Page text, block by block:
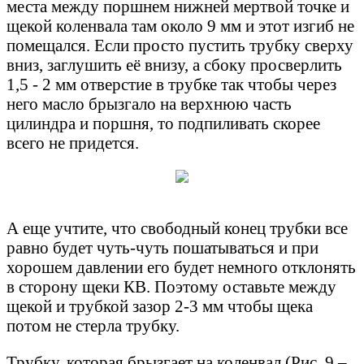
места между поршнем нижней мертвой точке и
щекой коленвала там около 9 мм и этот изгиб не
помещался. Если просто пустить трубку сверху
вниз, заглушить её внизу, а сбоку просверлить
1,5 - 2 мм отверстие в трубке так чтобы через
него масло брызгало на верхнюю часть
цилиндра и поршня, то подпиливать скорее
всего не придется.
А еще учтите, что свободный конец трубки все
равно будет чуть-чуть пошатываться и при
хорошем давлении его будет немного отклонять
в сторону щеки КВ. Поэтому оставьте между
щекой и трубкой зазор 2-3 мм чтобы щека
потом не стерла трубку.